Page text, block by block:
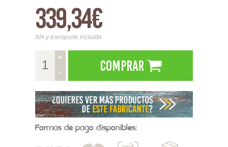
339,34€
IVA y transporte incluido
+
-
Comprar
Formas de pago disponibles: